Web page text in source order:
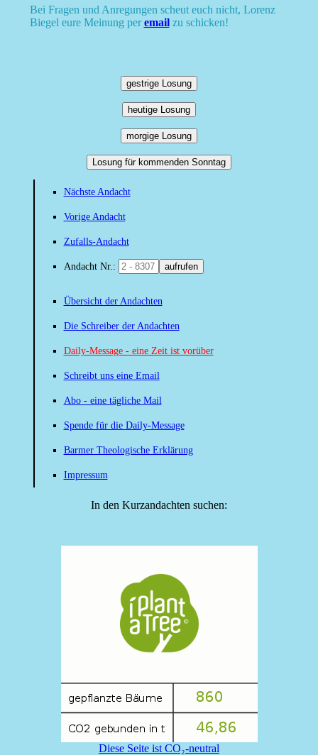
Bei Fragen und Anregungen scheut euch nicht, Lorenz
Biegel eure Meinung peremailzu schicken!
gestrige Losung
heutige Losung
morgige Losung
Losung für kommenden Sonntag
Nächste Andacht
Vorige Andacht
Zufalls-Andacht
Andacht Nr.: aufrufen
Übersicht der Andachten
Die Schreiber der Andachten
Daily-Message - eine Zeit ist vorüber
Schreibt uns eine Email
Abo - eine tägliche Mail
Spende für die Daily-Message
Barmer Theologische Erklärung
Impressum
In den Kurzandachten suchen:
Diese Seite ist CO₂-neutral